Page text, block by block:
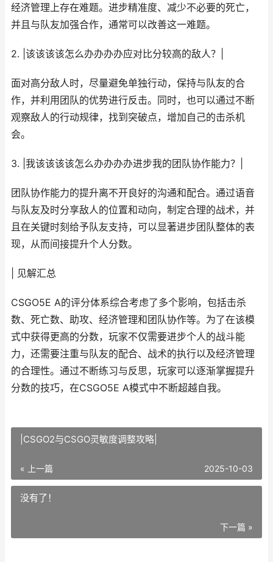
经济管理上存在难题。进步精准度、减少不必要的死亡，
并且与队友加强合作，通常可以改善这一难题。
2. |该该该该怎么办办办办应对比分较高的敌人？|
面对高分敌人时，尽量避免单独行动，保持与队友的合
作，并利用团队的优势进行反击。同时，也可以通过不断
观察敌人的行动规律，找到突破点，增加自己的击杀机
会。
3. |我该该该该怎么办办办办进步我的团队协作能力？|
团队协作能力的提升离不开良好的沟通和配合。通过语音
与队友及时分享敌人的位置和动向，制定合理的战术，并
且在关键时刻给予队友支持，可以显著进步团队整体的表
现，从而间接提升个人分数。
| 见解汇总
CSGO5E A的评分体系综合考虑了多个影响，包括击杀
数、死亡数、助攻、经济管理和团队协作等。为了在该模
式中获得更高的分数，玩家不仅需要进步个人的战斗能
力，还需要注重与队友的配合、战术的执行以及经济管理
的合理性。通过不断练习与反思，玩家可以逐渐掌握提升
分数的技巧，在CSGO5E A模式中不断超越自我。
|CSGO2与CSGO灵敏度调整攻略|
« 上一篇 2025-10-03
没有了！
下一篇 »